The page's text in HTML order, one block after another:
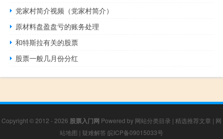
党家村简介视频（党家村简介）
原材料盘盈盘亏的账务处理
和特斯拉有关的股票
股票一般几月份分红
Copyright © 2012 - 2026 股票入门网 Powered by 网站分类目录 | 精选推荐文章 | 网
站地图 | 疑难解答 皖ICP备09015033号